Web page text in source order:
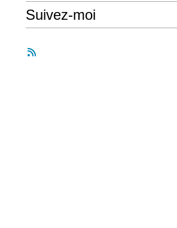
Suivez-moi